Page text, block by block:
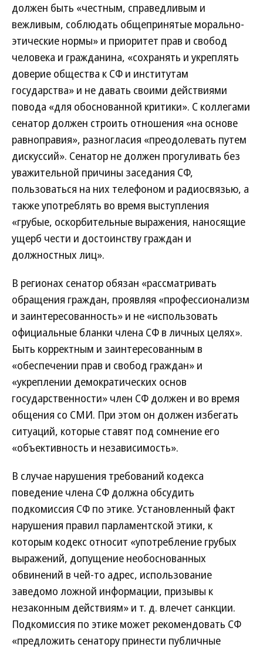
должен быть «честным, справедливым и
вежливым, соблюдать общепринятые морально-
этические нормы» и приоритет прав и свобод
человека и гражданина, «сохранять и укреплять
доверие общества к СФ и институтам
государства» и не давать своими действиями
повода «для обоснованной критики». С коллегами
сенатор должен строить отношения «на основе
равноправия», разногласия «преодолевать путем
дискуссий». Сенатор не должен прогуливать без
уважительной причины заседания СФ,
пользоваться на них телефоном и радиосвязью, а
также употреблять во время выступления
«грубые, оскорбительные выражения, наносящие
ущерб чести и достоинству граждан и
должностных лиц».
В регионах сенатор обязан «рассматривать
обращения граждан, проявляя «профессионализм
и заинтересованность» и не «использовать
официальные бланки члена СФ в личных целях».
Быть корректным и заинтересованным в
«обеспечении прав и свобод граждан» и
«укреплении демократических основ
государственности» член СФ должен и во время
общения со СМИ. При этом он должен избегать
ситуаций, которые ставят под сомнение его
«объективность и независимость».
В случае нарушения требований кодекса
поведение члена СФ должна обсудить
подкомиссия СФ по этике. Установленный факт
нарушения правил парламентской этики, к
которым кодекс относит «употребление грубых
выражений, допущение необоснованных
обвинений в чей-то адрес, использование
заведомо ложной информации, призывы к
незаконным действиям» и т. д. влечет санкции.
Подкомиссия по этике может рекомендовать СФ
«предложить сенатору принести публичные